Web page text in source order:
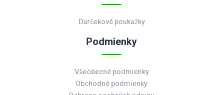
Darčekové poukažky
Podmienky
Všeobecné podmienky
Obchodné podmienky